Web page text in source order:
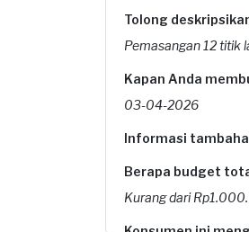
Tolong
Pemasangan 12 titik
Kapan Anda
03-04-2026
Informasi
Berapa budget
Kurang dari